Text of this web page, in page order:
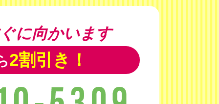
に向かいます
2割引き！